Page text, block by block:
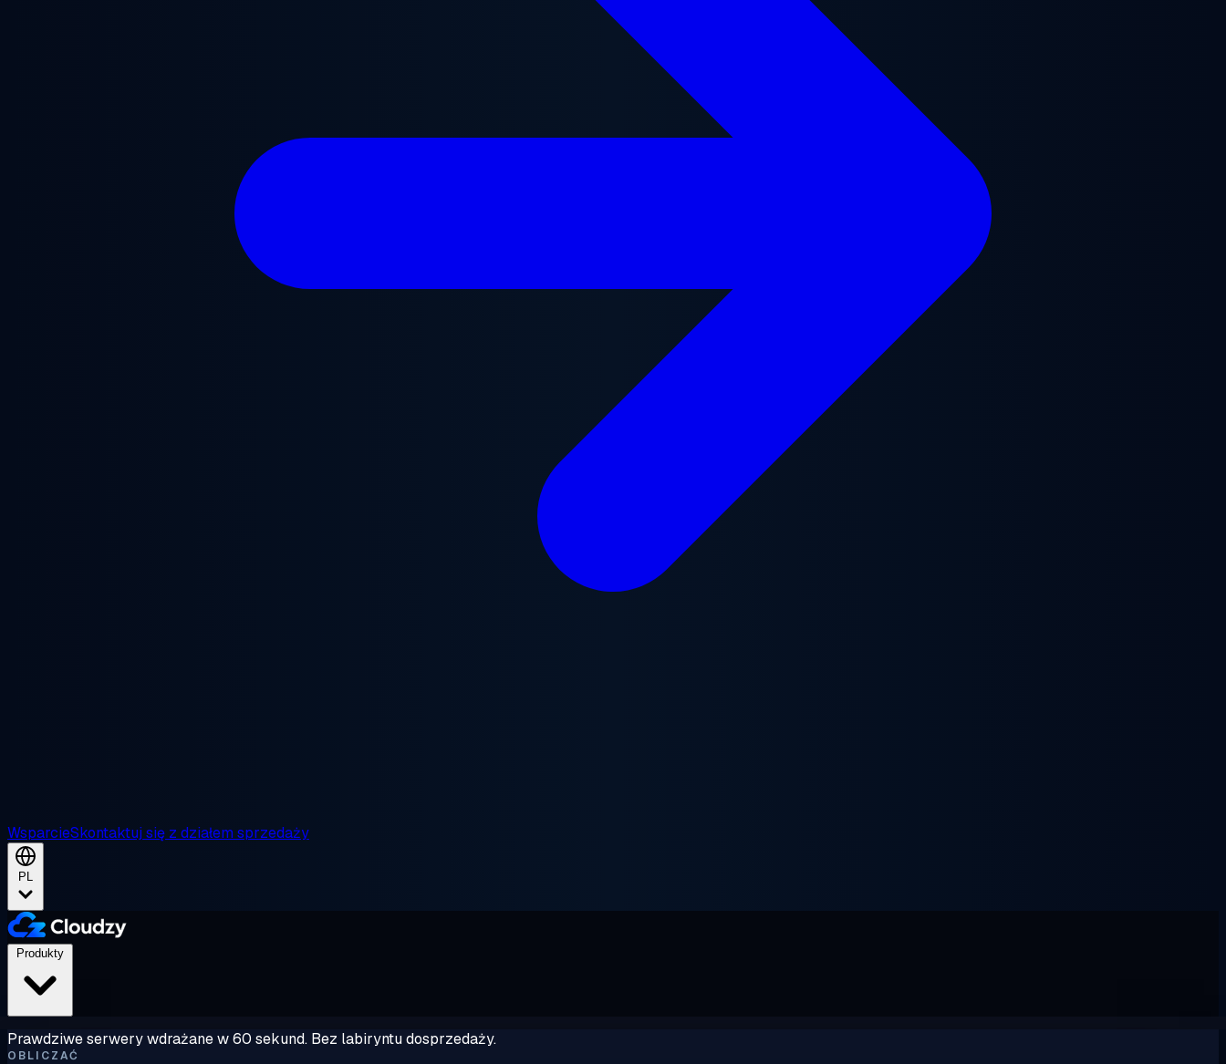
WsparcieSkontaktuj się z działem sprzedaży
PL
Prawdziwe serwery wdrażane w 60 sekund. Bez labiryntu dosprzedaży.
OBLICZAĆ